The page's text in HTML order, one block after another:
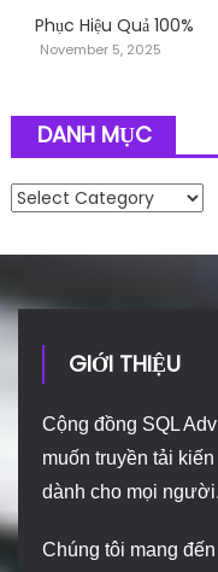
Phục Hiệu Quả 100%
November 5, 2025
DANH MỤC
Danh mục
GIỚI THIỆU
Cộng đồng SQL
muốn truyền tải
dành cho mọi người.
Chúng tôi mang